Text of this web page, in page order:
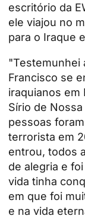
escritório da
ele viajou no
para o Iraque
"Testemunhei
Francisco se
iraquianos em
Sírio de
pessoas
terrorista em
entrou, todos
de alegria e
vida tinha
em que foi
e na vida